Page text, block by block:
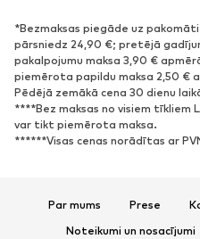
*Bezmaksas piegāde uz
pārsniedz 24,90 €; pretējā
pakalpojumu maksa 3,90 €
piemērota papildu maksa 2,50 €
Pēdējā zemākā cena 30 dienu
****Bez maksas no visiem tīkliem
var tikt piemērota maksa.
******Visas cenas norādītas ar
Par mums Prese
Noteikumi un nosacījumi